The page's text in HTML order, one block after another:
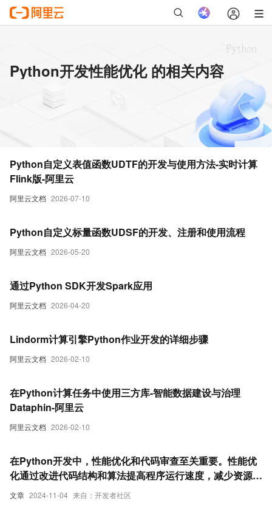
Python开发性能优化 的相关内容
阿里云文档 2026-07-10
Python自定义表值函数UDTF的开发与使用方法-实时计算
Flink版-阿里云
阿里云文档 2026-05-20
Python自定义标量函数UDSF的开发、注册和使用流程
阿里云文档 2026-04-20
通过Python SDK开发Spark应用
阿里云文档 2026-02-10
Lindorm计算引擎Python作业开发的详细步骤
阿里云文档 2026-02-10
在Python计算任务中使用三方库-智能数据建设与治理
Dataphin-阿里云
文章 2024-11-04 来自：开发者社区
在Python开发中，性能优化和代码审查至关重要。性能优
化通过改进代码结构和算法提高程序运行速度，减少资源消
耗